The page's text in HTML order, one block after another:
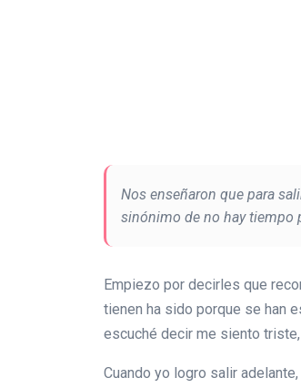
Nos enseñaron que para
sinónimo de no hay tiempo
Empiezo por decirles que
tienen ha sido porque se han
escuché decir me siento
Cuando yo logro salir